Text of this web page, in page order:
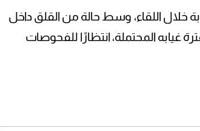
خلال اللقاء، وسط حالة من القلق داخل
غيابه المحتملة، انتظارًا للفحوصات